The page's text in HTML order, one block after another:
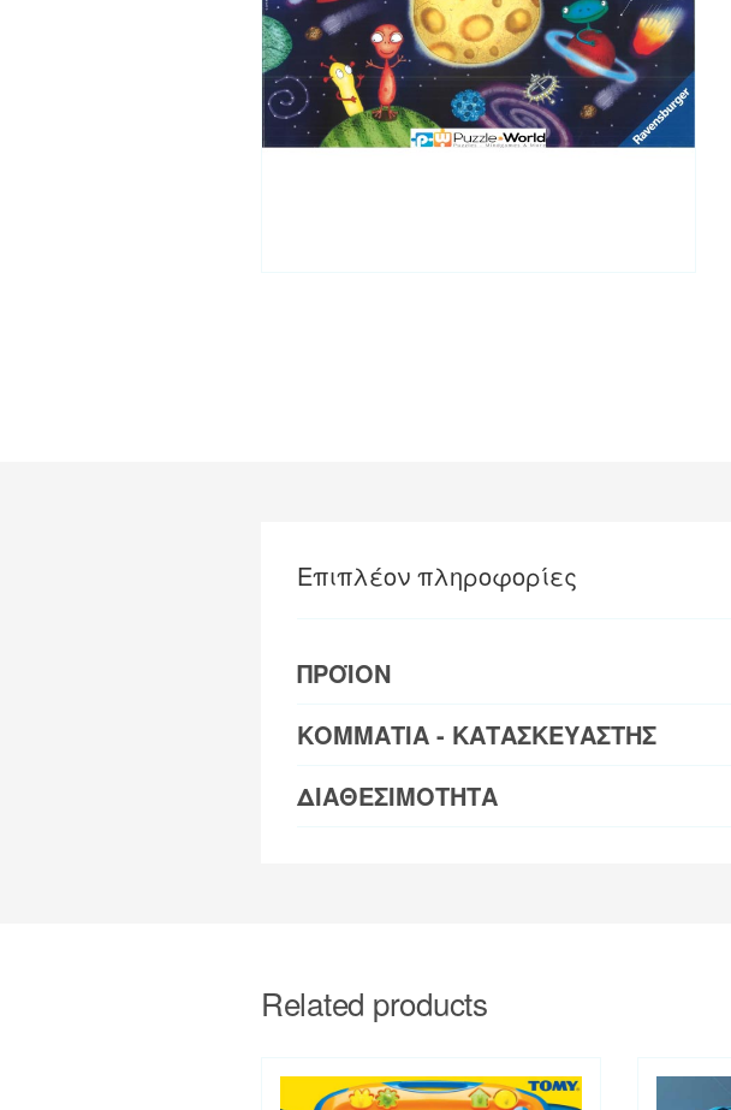
Επιπλέον πληροφορίες
ΠΡΟΪΟΝ
ΚΟΜΜΑΤΙΑ - ΚΑΤΑΣΚΕΥΑΣΤΗΣ
ΔΙΑΘΕΣΙΜΟΤΗΤΑ
Related products